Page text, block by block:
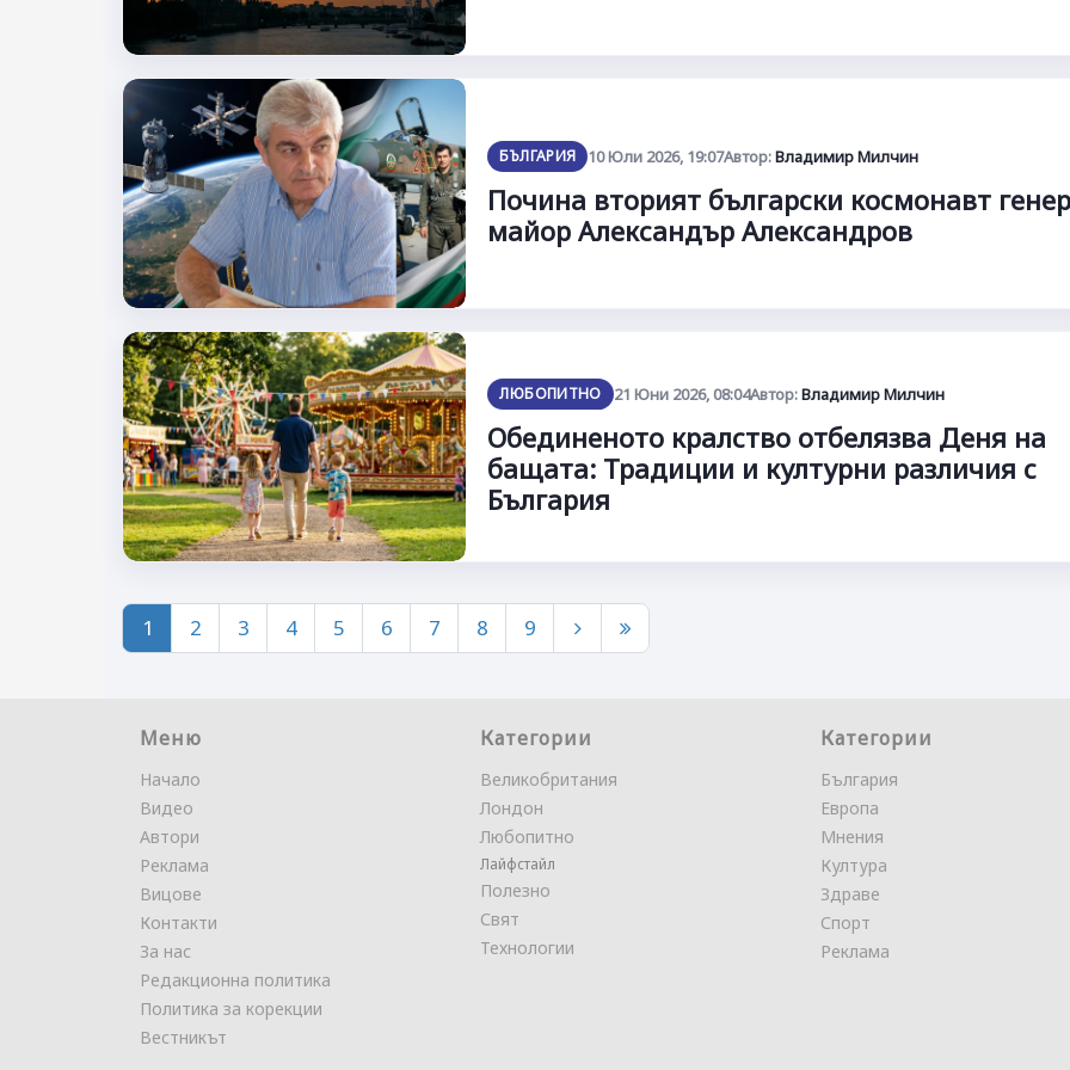
БЪЛГАРИЯ 10 Юли 2026, 19:07Автор:Владимир Милчин
Почина вторият български космонавт
майор Александър Александров
ЛЮБОПИТНО 21 Юни 2026, 08:04Автор:Владимир Милчин
Обединеното кралство отбелязва Деня на
бащата: Традиции и културни различия с
България
1 2 3 4 5 6 7 8 9
Меню
Начало
Видео
Автори
Реклама
Вицове
Контакти
За нас
Редакционна политика
Политика за корекции
Вестникът
Категории
Великобритания
Лондон
Любопитно
Лайфстайл
Полезно
Свят
Технологии
Категории
България
Европа
Мнения
Култура
Здраве
Спорт
Реклама